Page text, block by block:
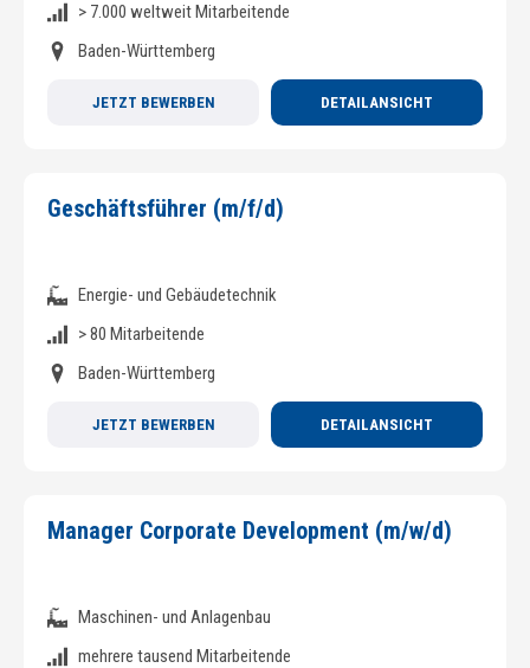
> 7.000 weltweit Mitarbeitende
Baden-Württemberg
JETZT BEWERBEN DETAILANSICHT
Geschäftsführer (m/f/d)
Energie- und Gebäudetechnik
> 80 Mitarbeitende
Baden-Württemberg
JETZT BEWERBEN DETAILANSICHT
Manager Corporate Development (m/w/d)
Maschinen- und Anlagenbau
mehrere tausend Mitarbeitende